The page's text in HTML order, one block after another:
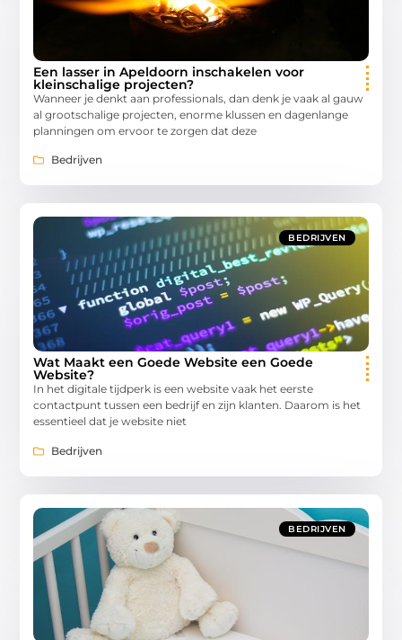
Een lasser in Apeldoorn inschakelen voor
kleinschalige projecten?
Wanneer je denkt aan professionals, dan denk je vaak al gauw
al grootschalige projecten, enorme klussen en dagenlange
planningen om ervoor te zorgen dat deze
Bedrijven
BEDRIJVEN
Wat Maakt een Goede Website een Goede
Website?
In het digitale tijdperk is een website vaak het eerste
contactpunt tussen een bedrijf en zijn klanten. Daarom is het
essentieel dat je website niet
Bedrijven
BEDRIJVEN